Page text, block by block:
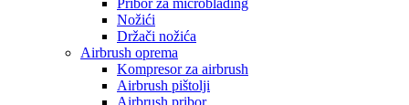
Pribor za microblading
Nožići
Držači nožića
Airbrush oprema
Kompresor za airbrush
Airbrush pištolji